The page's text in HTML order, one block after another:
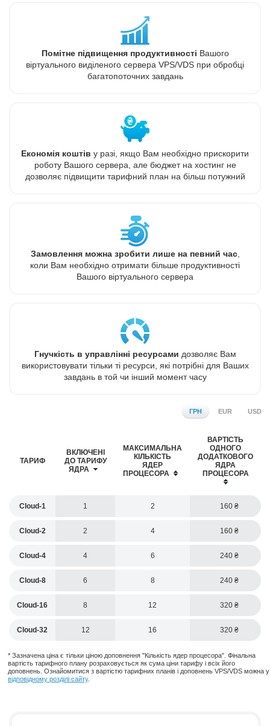
Помітне підвищення продуктивності Вашого
віртуального виділеного сервера VPS/VDS при обробці
багатопоточних завдань
Економія коштів у разі, якщо Вам необхідно прискорити
роботу Вашого сервера, але бюджет на хостинг не
дозволяє підвищити тарифний план на більш потужний
Замовлення можна зробити лише на певний час,
коли Вам необхідно отримати більше продуктивності
Вашого віртуального сервера
Гнучкість в управлінні ресурсами дозволяє Вам
використовувати тільки ті ресурси, які потрібні для Ваших
завдань в той чи інший момент часу
ГРН EUR USD
ТАРИФ
ВКЛЮЧЕНІ
ДО ТАРИФУ
ЯДРА
МАКСИМАЛЬНА
КІЛЬКІСТЬ
ЯДЕР
ПРОЦЕСОРА
ВАРТІСТЬ
ОДНОГО
ДОДАТКОВОГО
ЯДРА
ПРОЦЕСОРА
Cloud-1 1 2 160
Cloud-2 2 4 160
Cloud-4 4 6 240
Cloud-8 6 8 240
Cloud-16 8 12 320
Cloud-32 12 16 320
* Зазначена ціна є тільки ціною доповнення "Кількість ядер процесора". Фінальна
вартість тарифного плану розраховується як сума ціни тарифу і всіх його
доповнень. Ознайомитися з вартістю тарифних планів і доповнень VPS/VDS можна у
відповідному розділі сайту.